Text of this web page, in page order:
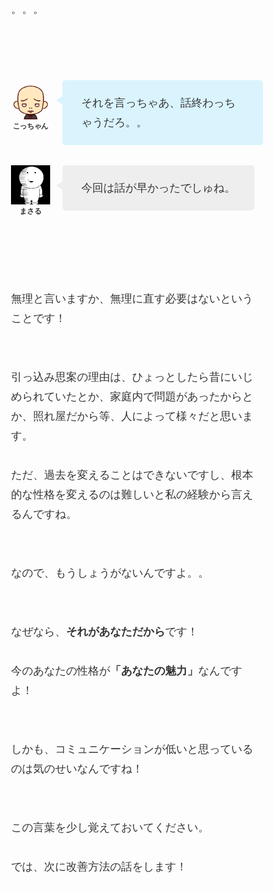
。。。
それを言っちゃあ、話終わっち
ゃうだろ。。
今回は話が早かったでしゅね。
無理と言いますか、無理に直す必要はないという
ことです！
引っ込み思案の理由は、ひょっとしたら昔にいじ
められていたとか、家庭内で問題があったからと
か、照れ屋だから等、人によって様々だと思いま
す。
ただ、過去を変えることはできないですし、根本
的な性格を変えるのは難しいと私の経験から言え
るんですね。
なので、もうしょうがないんですよ。。
なぜなら、 それがあなただからです！
今のあなたの性格が「あなたの魅力」 なんです
よ！
しかも、コミュニケーションが低いと思っている
のは気のせいなんですね！
この言葉を少し覚えておいてください。
では、次に改善方法の話をします！